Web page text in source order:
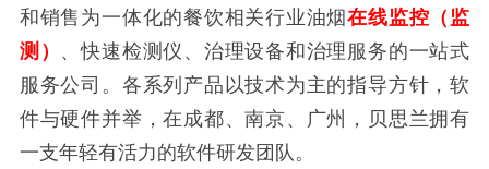
和销售为一体化的餐饮相关行业油烟在线监控（监
测） 、快速检测仪、治理设备和治理服务的一站式
服务公司。各系列产品以技术为主的指导方针，软
件与硬件并举，在成都、南京、广州，贝思兰拥有
一支年轻有活力的软件研发团队。